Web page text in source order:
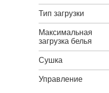
Тип загрузки
Максимальная
загрузка белья
Сушка
Управление